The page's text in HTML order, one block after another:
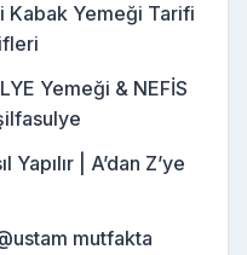
Kabak Yemeği Tarifi
Yemeği & NEFİS
| A’dan Z’ye
mutfakta